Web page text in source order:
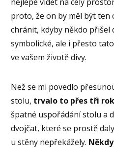
proto, že on by měl být ten
chránit, kdyby někdo přišel
symbolické, ale i přesto
ve vašem životě divy.
Než se mi povedlo
stolu, trvalo to přes tři
špatné uspořádání stolu a
dvojčat, které se prostě
u stěny nepřekážely.